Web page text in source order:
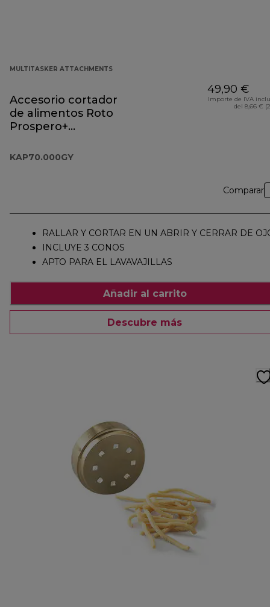
MULTITASKER ATTACHMENTS
Accesorio cortador
de alimentos Roto
Prospero+
KAP70.000GY
49,90 €
Importe de IVA
del 8,66 €
Comparar
RALLAR Y CORTAR EN UN ABRIR Y CERRAR DE
INCLUYE 3 CONOS
APTO PARA EL LAVAVAJILLAS
Añadir al carrito
Descubre más